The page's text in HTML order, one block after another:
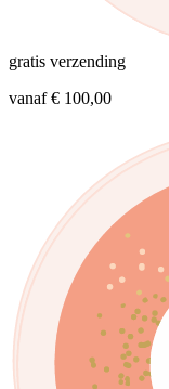
gratis verzending
vanaf € 100,00